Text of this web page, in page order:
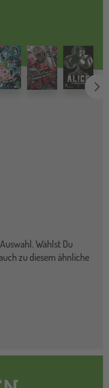
Wählst Du
zu diesem ähnliche